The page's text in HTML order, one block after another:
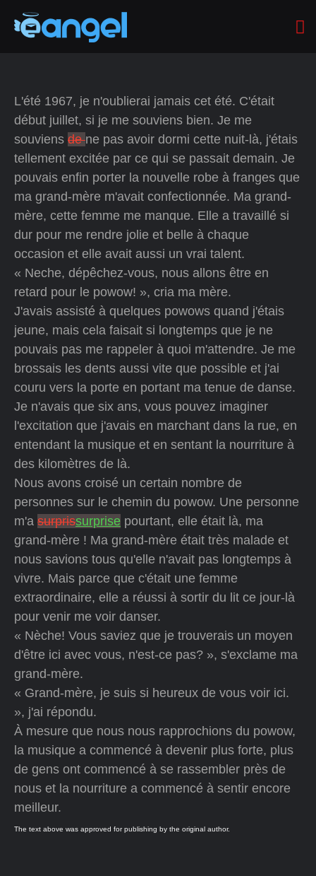
L'été 1967, je n'oublierai jamais cet été. C'était
début juillet, si je me souviens bien. Je me
souviens dene pas avoir dormi cette nuit-là, j'étais
tellement excitée par ce qui se passait demain. Je
pouvais enfin porter la nouvelle robe à franges que
ma grand-mère m'avait confectionnée. Ma grand-
mère, cette femme me manque. Elle a travaillé si
dur pour me rendre jolie et belle à chaque
occasion et elle avait aussi un vrai talent.
« Neche, dépêchez-vous, nous allons être en
retard pour le powow! », cria ma mère.
J'avais assisté à quelques powows quand j'étais
jeune, mais cela faisait si longtemps que je ne
pouvais pas me rappeler à quoi m'attendre. Je me
brossais les dents aussi vite que possible et j'ai
couru vers la porte en portant ma tenue de danse.
Je n'avais que six ans, vous pouvez imaginer
l'excitation que j'avais en marchant dans la rue, en
entendant la musique et en sentant la nourriture à
des kilomètres de là.
Nous avons croisé un certain nombre de
personnes sur le chemin du powow. Une personne
m'a surprissurprise pourtant, elle était là, ma
grand-mère ! Ma grand-mère était très malade et
nous savions tous qu'elle n'avait pas longtemps à
vivre. Mais parce que c'était une femme
extraordinaire, elle a réussi à sortir du lit ce jour-là
pour venir me voir danser.
« Nèche! Vous saviez que je trouverais un moyen
d'être ici avec vous, n'est-ce pas? », s'exclame ma
grand-mère.
« Grand-mère, je suis si heureux de vous voir ici.
», j'ai répondu.
À mesure que nous nous rapprochions du powow,
la musique a commencé à devenir plus forte, plus
de gens ont commencé à se rassembler près de
nous et la nourriture a commencé à sentir encore
meilleur.
The text above was approved for publishing by the original author.